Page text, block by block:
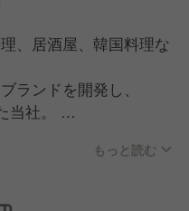
、居酒屋、韓国料理な
ランドを開発し、
当社。
お客様と日々接する
もっと読む